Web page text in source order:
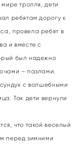
тролля, дети
ребятам дорогу к
провела ребят в
и вместе с
был надежно
– пазлами.
с волшебными
Так дети вернули
что такой веселый
перед зимними